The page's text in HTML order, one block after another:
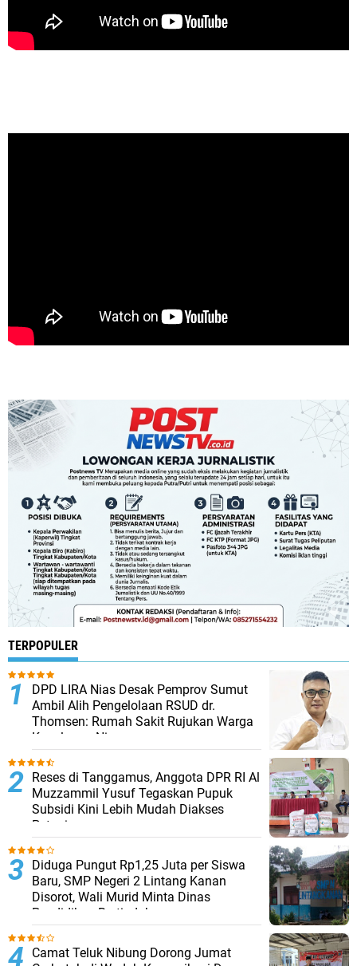
TERPOPULER
DPD LIRA Nias Desak Pemprov Sumut
Ambil Alih Pengelolaan RSUD dr.
Thomsen: Rumah Sakit Rujukan Warga
Kepulauan Nias
Reses di Tanggamus, Anggota DPR RI Al
Muzzammil Yusuf Tegaskan Pupuk
Subsidi Kini Lebih Mudah Diakses
Petani
Diduga Pungut Rp1,25 Juta per Siswa
Baru, SMP Negeri 2 Lintang Kanan
Disorot, Wali Murid Minta Dinas
Pendidikan Bertindak
Camat Teluk Nibung Dorong Jumat